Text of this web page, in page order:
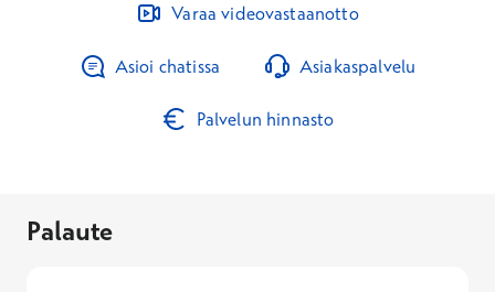
Varaa videovastaanotto
Asioi chatissa Asiakaspalvelu
Palvelun hinnasto
Palaute